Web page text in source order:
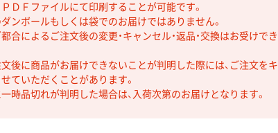
ＤＦファイルにて印刷することが可能です。
ンボールもしくは袋でのお届けではありません。
合によるご注文後の変更・キャンセル・返品・交換はお受けでき
後に商品がお届けできないことが判明した際には、ご注文をキ
ていただくことがあります。
時品切れが判明した場合は、入荷次第のお届けとなります。